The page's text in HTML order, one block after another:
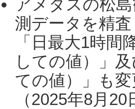
アメダスの松
測データを精
「日最大1時
しての値）」
ての値）」も
（2025年8月20